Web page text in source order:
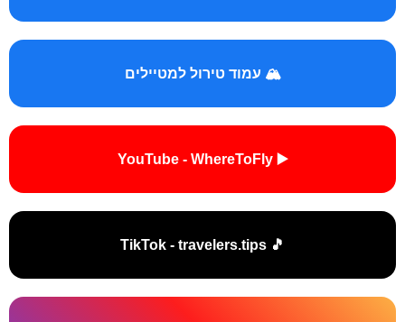
🏔️ עמוד טירול למטיילים
▶️ YouTube - WhereToFly
🎵 TikTok - travelers.tips